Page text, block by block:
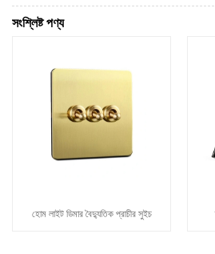
সংশ্লিষ্ট পণ্য
হোম লাইট ডিমার বৈদ্যুতিক প্রাচীর সুইচ